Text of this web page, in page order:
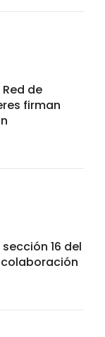
de
firman
16 del
colaboración